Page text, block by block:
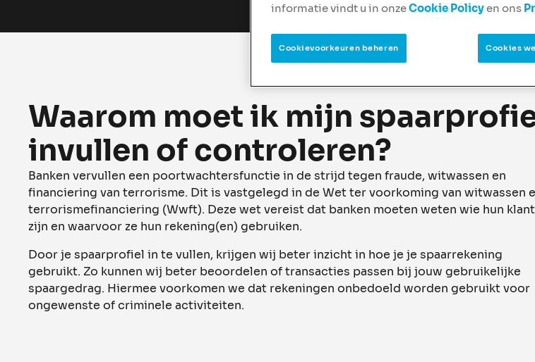
Waarom moet ik mijn
invullen of controleren?
Banken vervullen een poortwachtersfunctie in de strijd tegen fraude, witwassen en
financiering van terrorisme. Dit is vastgelegd in de Wet ter voorkoming van witwassen
terrorismefinanciering (Wwft). Deze wet vereist dat banken moeten weten wie hun
zijn en waarvoor ze hun rekening(en) gebruiken.
Door je spaarprofiel in te vullen, krijgen wij beter inzicht in hoe je je spaarrekening
gebruikt. Zo kunnen wij beter beoordelen of transacties passen bij jouw gebruikelijke
spaargedrag. Hiermee voorkomen we dat rekeningen onbedoeld worden gebruikt voor
ongewenste of criminele activiteiten.
informatie vindt u in onzeCookie Policyen ons
Cookievoorkeuren beheren Cookies